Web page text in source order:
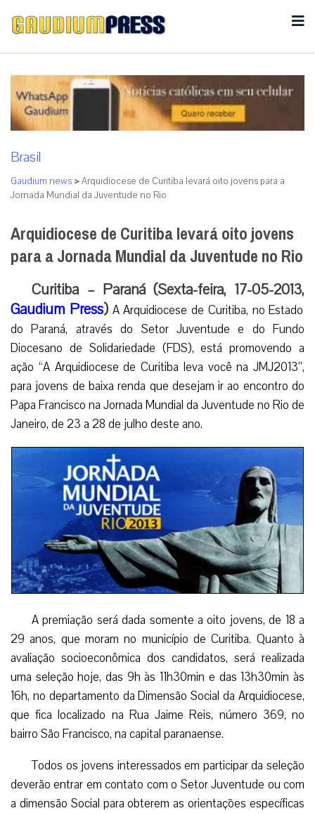
Brasil
Gaudium news >Arquidiocese de Curitiba levará oito jovens para a
Jornada Mundial da Juventude no Rio
Arquidiocese de Curitiba levará oito jovens
para a Jornada Mundial da Juventude no Rio
Curitiba – Paraná (Sexta-feira, 17-05-2013,
Gaudium Press)A Arquidiocese de Curitiba, no Estado
do Paraná, através do Setor Juventude e do Fundo
Diocesano de Solidariedade (FDS), está promovendo a
ação “A Arquidiocese de Curitiba leva você na JMJ2013”,
para jovens de baixa renda que desejam ir ao encontro do
Papa Francisco na Jornada Mundial da Juventude no Rio de
Janeiro, de 23 a 28 de julho deste ano.
A premiação será dada somente a oito jovens, de 18 a
29 anos, que moram no município de Curitiba. Quanto à
avaliação socioeconômica dos candidatos, será realizada
uma seleção hoje, das 9h às 11h30min e das 13h30min às
16h, no departamento da Dimensão Social da Arquidiocese,
que fica localizado na Rua Jaime Reis, número 369, no
bairro São Francisco, na capital paranaense.
Todos os jovens interessados em participar da seleção
deverão entrar em contato com o Setor Juventude ou com
a dimensão Social para obterem as orientações específicas